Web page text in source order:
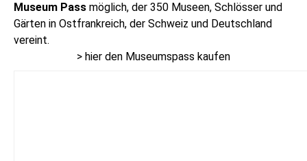
Museum Pass möglich, der 350 Museen, Schlösser und
Gärten in Ostfrankreich, der Schweiz und Deutschland
vereint.
> hier den Museumspass kaufen